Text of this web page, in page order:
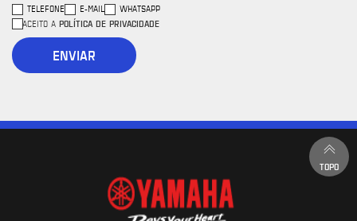
TELEFONE
E-MAIL
WHATSAPP
ACEITO A POLÍTICA DE PRIVACIDADE
ENVIAR
TOPO